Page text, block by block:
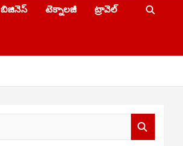
బిజినెస్ టెక్నాలజీ ట్రావెల్